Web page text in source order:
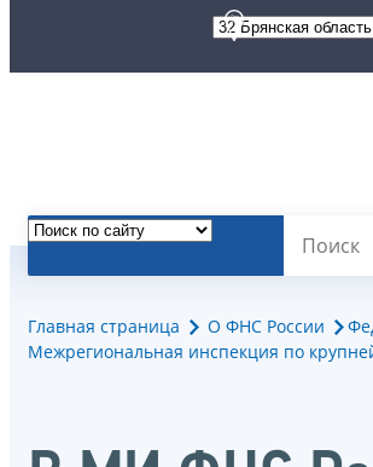
Главная страница О ФНС России
Межрегиональная инспекция по